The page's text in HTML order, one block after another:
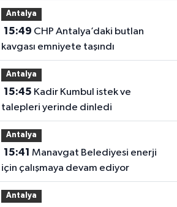
Antalya
15:49
kavgası emniyete taşındı
Antalya
15:45
talepleri yerinde dinledi
Antalya
15:41
için çalışmaya devam ediyor
Antalya